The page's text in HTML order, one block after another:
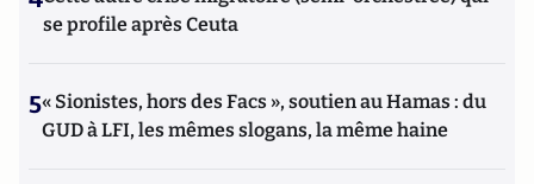
se profile après Ceuta
5« Sionistes, hors des Facs », soutien au Hamas : du
GUD à LFI, les mêmes slogans, la même haine